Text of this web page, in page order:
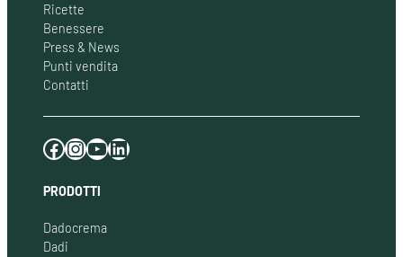
Ricette
Benessere
Press & News
Punti vendita
Contatti
Facebook Instagram YouTube LinkedIn
PRODOTTI
Dadocrema
Dadi